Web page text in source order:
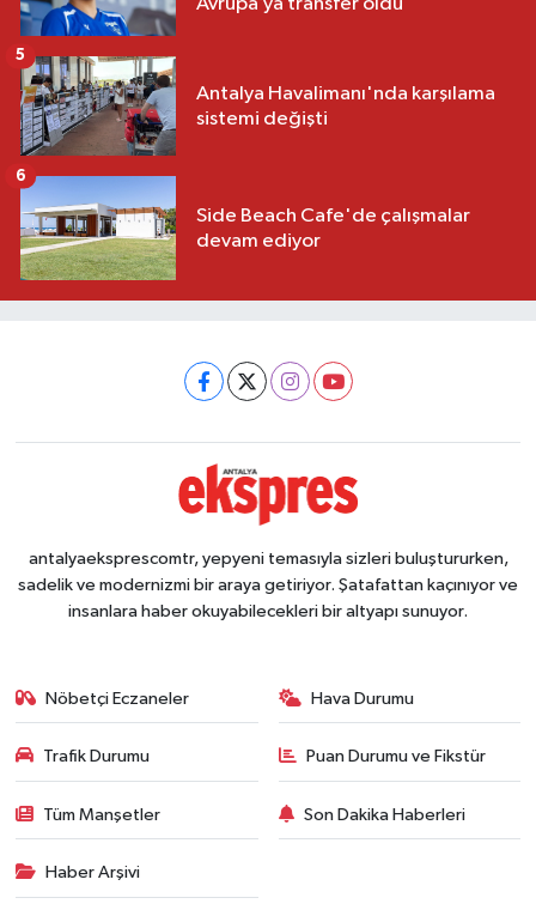
Avrupa’ya transfer oldu
Antalya Havalimanı'nda karşılama
sistemi değişti
5
Side Beach Cafe'de çalışmalar
devam ediyor
6
antalyaeksprescomtr, yepyeni temasıyla sizleri buluştururken,
sadelik ve modernizmi bir araya getiriyor. Şatafattan kaçınıyor ve
insanlara haber okuyabilecekleri bir altyapı sunuyor.
Nöbetçi Eczaneler Hava Durumu
Trafik Durumu Puan Durumu ve Fikstür
Tüm Manşetler Son Dakika Haberleri
Haber Arşivi